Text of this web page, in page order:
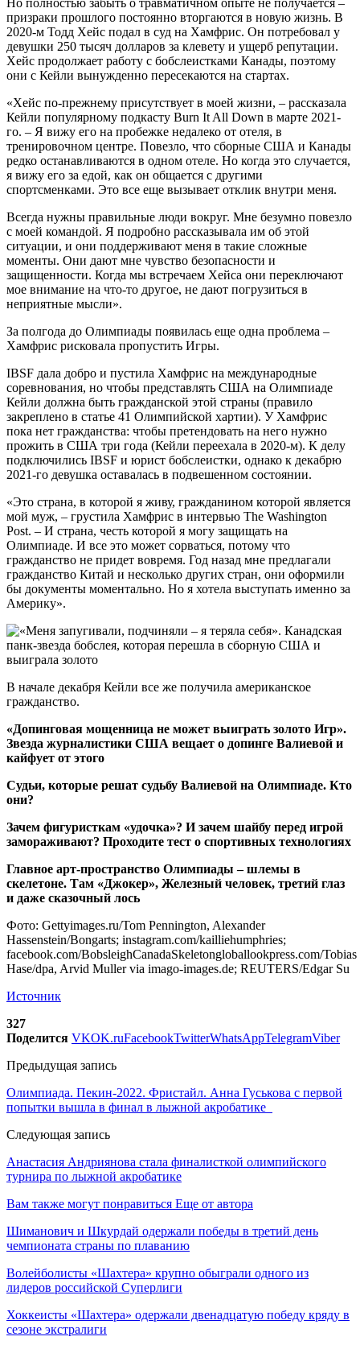
Но полностью забыть о травматичном опыте не получается –
призраки прошлого постоянно вторгаются в новую жизнь. В
2020-м Тодд Хейс подал в суд на Хамфрис. Он потребовал у
девушки 250 тысяч долларов за клевету и ущерб репутации.
Хейс продолжает работу с бобслеистками Канады, поэтому
они с Кейли вынужденно пересекаются на стартах.
«Хейс по-прежнему присутствует в моей жизни, – рассказала
Кейли популярному подкасту Burn It All Down в марте 2021-
го. – Я вижу его на пробежке недалеко от отеля, в
тренировочном центре. Повезло, что сборные США и Канады
редко останавливаются в одном отеле. Но когда это случается,
я вижу его за едой, как он общается с другими
спортсменками. Это все еще вызывает отклик внутри меня.
Всегда нужны правильные люди вокруг. Мне безумно повезло
с моей командой. Я подробно рассказывала им об этой
ситуации, и они поддерживают меня в такие сложные
моменты. Они дают мне чувство безопасности и
защищенности. Когда мы встречаем Хейса они переключают
мое внимание на что-то другое, не дают погрузиться в
неприятные мысли».
За полгода до Олимпиады появилась еще одна проблема –
Хамфрис рисковала пропустить Игры.
IBSF дала добро и пустила Хамфрис на международные
соревнования, но чтобы представлять США на Олимпиаде
Кейли должна быть гражданской этой страны (правило
закреплено в статье 41 Олимпийской хартии). У Хамфрис
пока нет гражданства: чтобы претендовать на него нужно
прожить в США три года (Кейли переехала в 2020-м). К делу
подключились IBSF и юрист бобслеистки, однако к декабрю
2021-го девушка оставалась в подвешенном состоянии.
«Это страна, в которой я живу, гражданином которой является
мой муж, – грустила Хамфрис в интервью The Washington
Post. – И страна, честь которой я могу защищать на
Олимпиаде. И все это может сорваться, потому что
гражданство не придет вовремя. Год назад мне предлагали
гражданство Китай и несколько других стран, они оформили
бы документы моментально. Но я хотела выступать именно за
Америку».
В начале декабря Кейли все же получила американское
гражданство.
«Допинговая мощенница не может выиграть золото Игр».
Звезда журналистики США вещает о допинге Валиевой и
кайфует от этого
Судьи, которые решат судьбу Валиевой на Олимпиаде. Кто
они?
Зачем фигуристкам «удочка»? И зачем шайбу перед игрой
замораживают? Проходите тест о спортивных технологиях
Главное арт-пространство Олимпиады – шлемы в
скелетоне. Там «Джокер», Железный человек, третий глаз
и даже сказочный лось
Фото: Gettyimages.ru/Tom Pennington, Alexander
Hassenstein/Bongarts; instagram.com/kailliehumphries;
facebook.com/BobsleighCanadaSkeletongloballookpress.com/Tobias
Hase/dpa, Arvid Muller via imago-images.de; REUTERS/Edgar Su
Источник
327
Поделится VKOK.ruFacebookTwitterWhatsAppTelegramViber
Предыдущая запись
Олимпиада. Пекин-2022. Фристайл. Анна Гуськова с первой
попытки вышла в финал в лыжной акробатике
Следующая запись
Анастасия Андриянова стала финалисткой олимпийского
турнира по лыжной акробатике
Вам также могут понравиться Еще от автора
Шиманович и Шкурдай одержали победы в третий день
чемпионата страны по плаванию
Волейболисты «Шахтера» крупно обыграли одного из
лидеров российской Суперлиги
Хоккеисты «Шахтера» одержали двенадцатую победу кряду в
сезоне экстралиги